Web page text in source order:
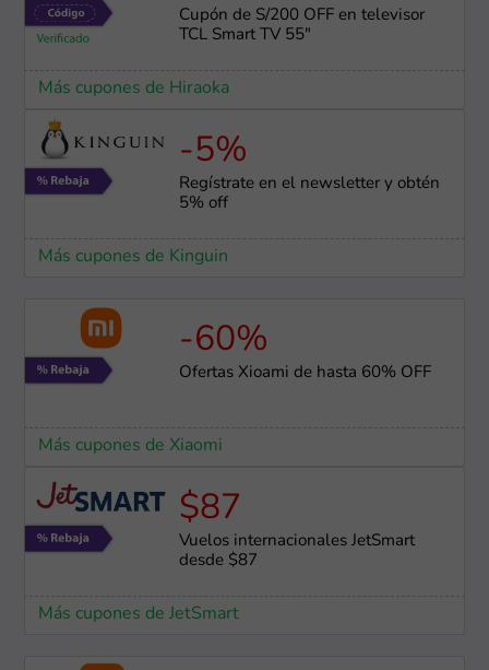
Cupón de S/200 OFF en televisor
TCL Smart TV 55"
Más cupones de Hiraoka
-5%
Regístrate en el newsletter y obtén
5% off
Más cupones de Kinguin
-60%
Ofertas Xioami de hasta 60% OFF
Más cupones de Xiaomi
$87
Vuelos internacionales JetSmart
desde $87
Más cupones de JetSmart